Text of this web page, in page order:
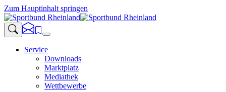
Zum Hauptinhalt springen
Service
Downloads
Marktplatz
Mediathek
Wettbewerbe